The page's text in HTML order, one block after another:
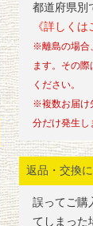
都道府県別
《詳しくは
※離島の場合
ます。その
ください。
※複数お届け
分だけ発生し
返品・交換
誤ってご購
てしまった